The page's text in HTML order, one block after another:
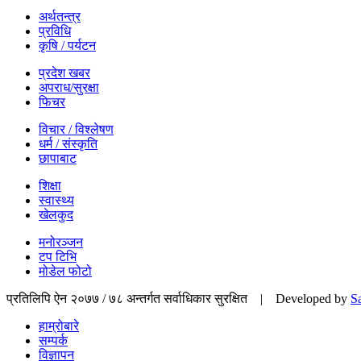
अर्थतन्त्र
प्रविधि
कृषि / पर्यटन
प्रदेश खबर
अपराध/सुरक्षा
फिचर
विचार / विश्लेषण
धर्म / संस्कृति
छापाबाट
शिक्षा
स्वास्थ्य
खेलकुद
मनोरञ्जन
टप टिभि
मोडेल फोटो
प्रतिलिपि ऐन २०७७ / ७८ अन्तर्गत सर्वाधिकार सुरक्षित | Developed by
हाम्रोबारे
सम्पर्क
विज्ञापन